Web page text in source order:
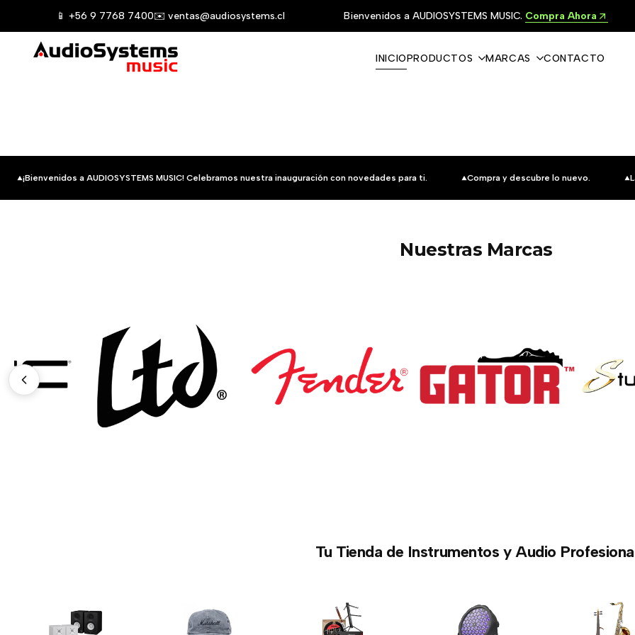
📱 +56 9 7768 7400✉️ ventas@audiosystems.cl Bienvenidos a AUDIOSYSTEMS MUSIC. Compra Ahora
INICIOPRODUCTOS MARCAS CONTACTO
¡Bienvenidos a AUDIOSYSTEMS MUSIC! Celebramos nuestra inauguración con novedades para ti. Compra y descubre lo nuevo.
Nuestras Marcas
Tu Tienda de Instrumentos y Audio